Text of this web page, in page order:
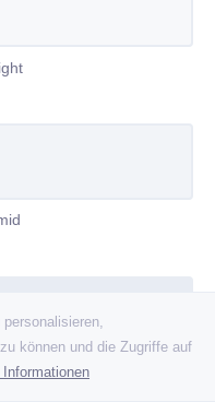
können und die Zugriffe auf